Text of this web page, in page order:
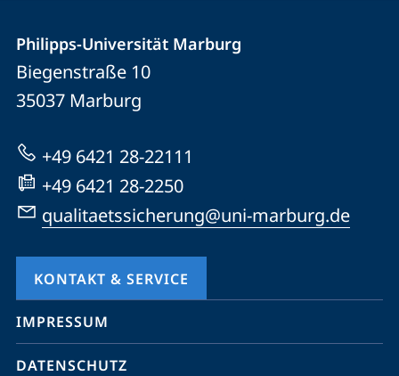
und
Informationen
Website
der
Universität
Marburg
Philipps-Universität Marburg
Biegenstraße 10
35037 Marburg
+49 6421 28-22111
+49 6421 28-2250
qualitaetssicherung@uni-marburg.de
KONTAKT & SERVICE
Mobile-
Service-
IMPRESSUM
DATENSCHUTZ